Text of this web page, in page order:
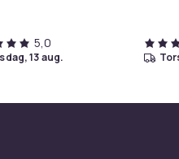
5,0
13 aug.